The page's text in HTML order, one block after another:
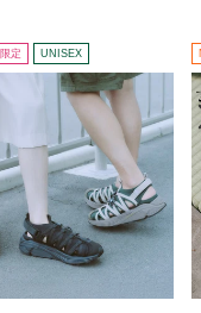
限定 UNISEX